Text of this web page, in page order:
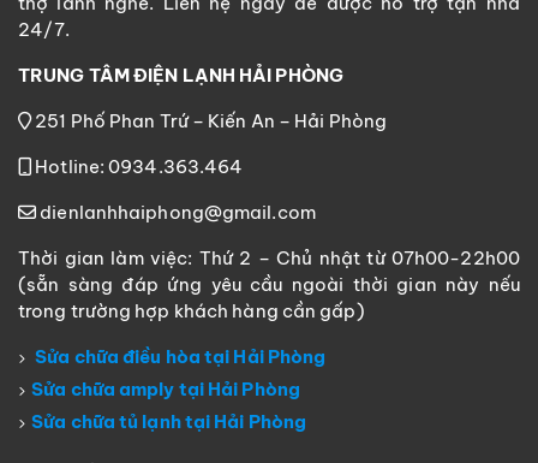
24/7.
TRUNG TÂM ĐIỆN LẠNH HẢI PHÒNG
251 Phố Phan Trứ – Kiến An – Hải Phòng
Hotline: 0934.363.464
dienlanhhaiphong@gmail.com
Thời gian làm việc: Thứ 2 – Chủ nhật từ 07h00-22h00
(sẵn sàng đáp ứng yêu cầu ngoài thời gian này nếu
trong trường hợp khách hàng cần gấp)
Sửa chữa điều hòa tại Hải Phòng
Sửa chữa amply tại Hải Phòng
Sửa chữa tủ lạnh tại Hải Phòng